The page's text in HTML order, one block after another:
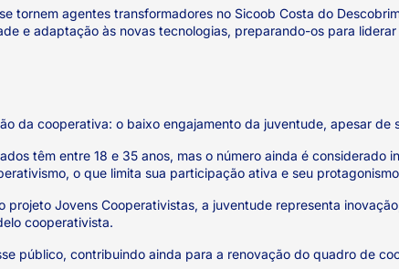
tornem agentes transformadores no Sicoob Costa do
e adaptação às novas tecnologias, preparando-os para
da cooperativa: o baixo engajamento da juventude, apesar de
têm entre 18 e 35 anos, mas o número ainda é considerado
o que limita sua participação ativa e seu
Jovens Cooperativistas, a juventude representa
cooperativista.
público, contribuindo ainda para a renovação do quadro de